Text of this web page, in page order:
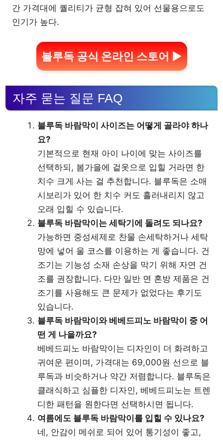
간 가격대에 퀄리티가 균형 잡혀 있어 선물용으로도
인기가 높다.
블루독 공식 온라인 스토어 ▶
자주 묻는 질문 FAQ
블루독 바람막이 사이즈는 어떻게 골라야 하나
요?
기본적으로 현재 아이 나이에 맞는 사이즈를
선택하되, 봄가을에 겉옷으로 입힐 거라면 한
치수 크게 사는 걸 추천합니다. 블루독은 소매
시보리가 있어 한 치수 커도 흘러내리지 않고
오래 입힐 수 있습니다.
블루독 바람막이는 세탁기에 돌려도 되나요?
가능하면 중성세제로 찬물 손세탁하거나 세탁
망에 넣어 울 코스를 이용하는 게 좋습니다. 건
조기는 기능성 소재 손상을 막기 위해 자연 건
조를 권장합니다. 다만 일반 면 혼방 제품은 건
조기를 사용해도 큰 문제가 없었다는 후기도
있습니다.
블루독 바람막이와 베베드피노 바람막이 중 어
떤 게 나을까요?
베베드피노 바람막이는 디자인이 더 화려하고
귀여운 편이며, 가격대는 69,000원 선으로 블
루독과 비슷하거나 약간 저렴합니다. 블루독은
클래식하고 심플한 디자인, 베베드피노는 트렌
디한 패턴을 원한다면 선택하시면 됩니다.
여름에도 블루독 바람막이를 입힐 수 있나요?
네, 안감이 메쉬로 되어 있어 통기성이 좋고,